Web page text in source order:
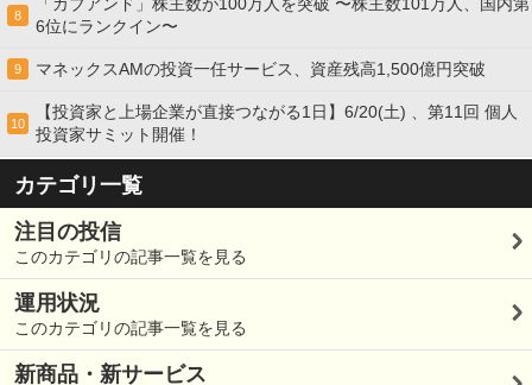
8
6位にランクイン〜
9 マネックスAMの投資一任サービス、資産残高1,500億円突破
10
【投資家と上場企業が直接つながる1日】6/20(土) 、第11回 個人
投資家サミット開催！
カテゴリ一覧
注目の投信
このカテゴリの記事一覧を見る
運用状況
このカテゴリの記事一覧を見る
新商品・新サービス